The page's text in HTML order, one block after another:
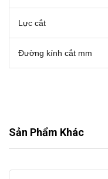
Lực cắt
Đường kính cắt mm
Sản Phẩm Khác